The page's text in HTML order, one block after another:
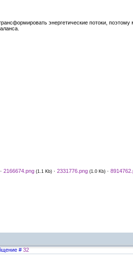
энергетические потоки,
· 2166674.png (1.1 Kb) · 2331776.png (1.0 Kb) ·
# 32